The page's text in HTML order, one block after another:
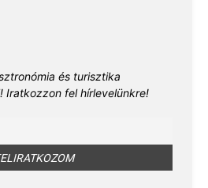
és turisztika
Iratkozzon fel hírlevelünkre!